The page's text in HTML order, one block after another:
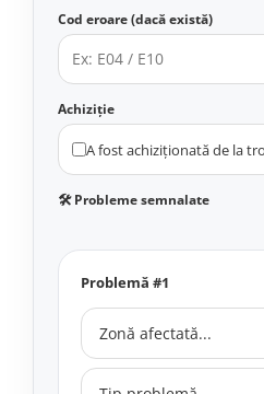
Valve & extensii
Electronică
Display-uri / ecrane
Lumini / iluminare
Motoare
Cabluri motoare
Controlere & Conversoare DC/DC
Încărcătoare
Prize de încărcare
Cod eroare (dacă există)
Achiziție
A fost achiziționată de la
🛠 Probleme semnalate
Problemă #1